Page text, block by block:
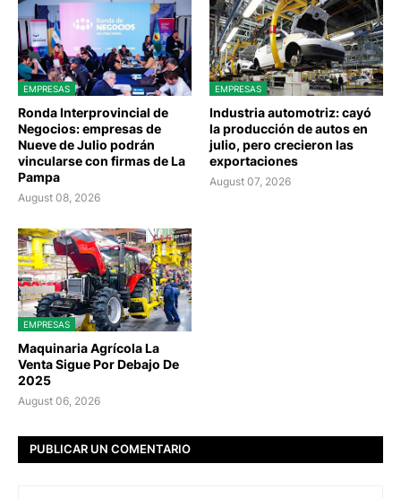
EMPRESAS
Ronda Interprovincial de
Negocios: empresas de
Nueve de Julio podrán
vincularse con firmas de La
Pampa
August 08, 2026
EMPRESAS
Industria automotriz: cayó
la producción de autos en
julio, pero crecieron las
exportaciones
August 07, 2026
EMPRESAS
Maquinaria Agrícola La
Venta Sigue Por Debajo De
2025
August 06, 2026
PUBLICAR UN COMENTARIO